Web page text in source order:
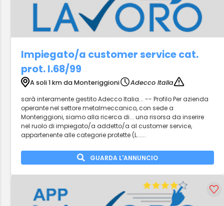
Impiegato/a customer service cat.
prot. l.68/99
A soli 1 km da Monteriggioni
Adecco Italia
sarà interamente gestito Adecco Italia... -- Profilo Per azienda
operante nel settore metalmeccanico, con sede a
Monteriggioni, siamo alla ricerca di... una risorsa da inserire
nel ruolo di impiegato/a addetto/a al customer service,
appartenente alle categorie protette (L......
GUARDA L'ANNUNCIO